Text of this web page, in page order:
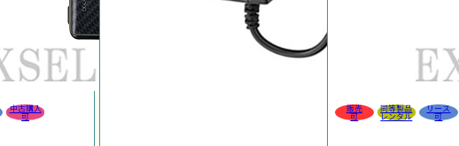
中古購入
可
販売
可
同等製品
レンタル
リース
可